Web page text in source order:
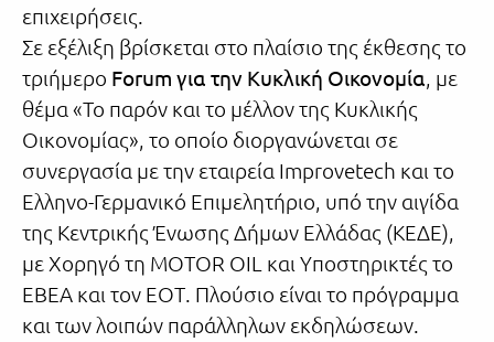
επιχειρήσεις.
Σε εξέλιξη βρίσκεται στο πλαίσιο της έκθεσης το
τριήμερο Forum για την Κυκλική Οικονομία, με
θέμα «Το παρόν και το μέλλον της Κυκλικής
Οικονομίας», το οποίο διοργανώνεται σε
συνεργασία με την εταιρεία Improvetech και το
Ελληνο-Γερμανικό Επιμελητήριο, υπό την αιγίδα
της Κεντρικής Ένωσης Δήμων Ελλάδας (ΚΕΔΕ),
με Χορηγό τη MOTOR OIL και Υποστηρικτές το
ΕΒΕΑ και τον ΕΟΤ. Πλούσιο είναι το πρόγραμμα
και των λοιπών παράλληλων εκδηλώσεων.